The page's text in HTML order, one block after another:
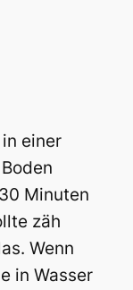
einer
Minuten
zäh
Wenn
in Wasser